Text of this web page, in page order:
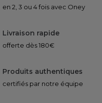
en 2, 3 ou 4 fois avec Oney
Livraison rapide
offerte dès 180€
Produits authentiques
certifiés par notre équipe